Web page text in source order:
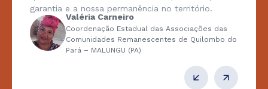
garantia e a nossa permanência no território.
Valéria Carneiro
Coordenação Estadual das Associações das
Comunidades Remanescentes de Quilombo do
Pará – MALUNGU (PA)